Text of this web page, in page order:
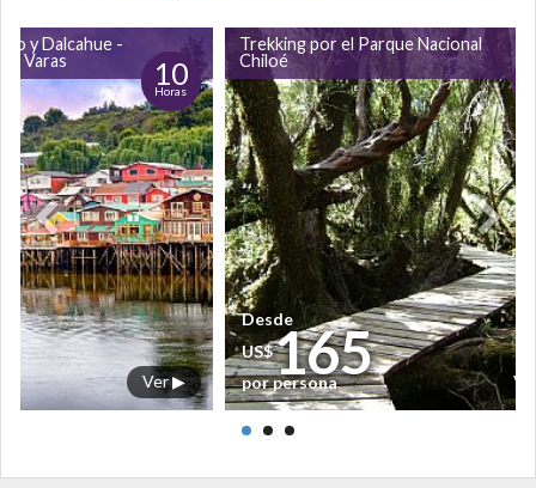
y Dalcahue -
Varas
10
Horas
Ver ▶
Trekking por el Parque Nacional
Chiloé
Desde
US$165
por persona